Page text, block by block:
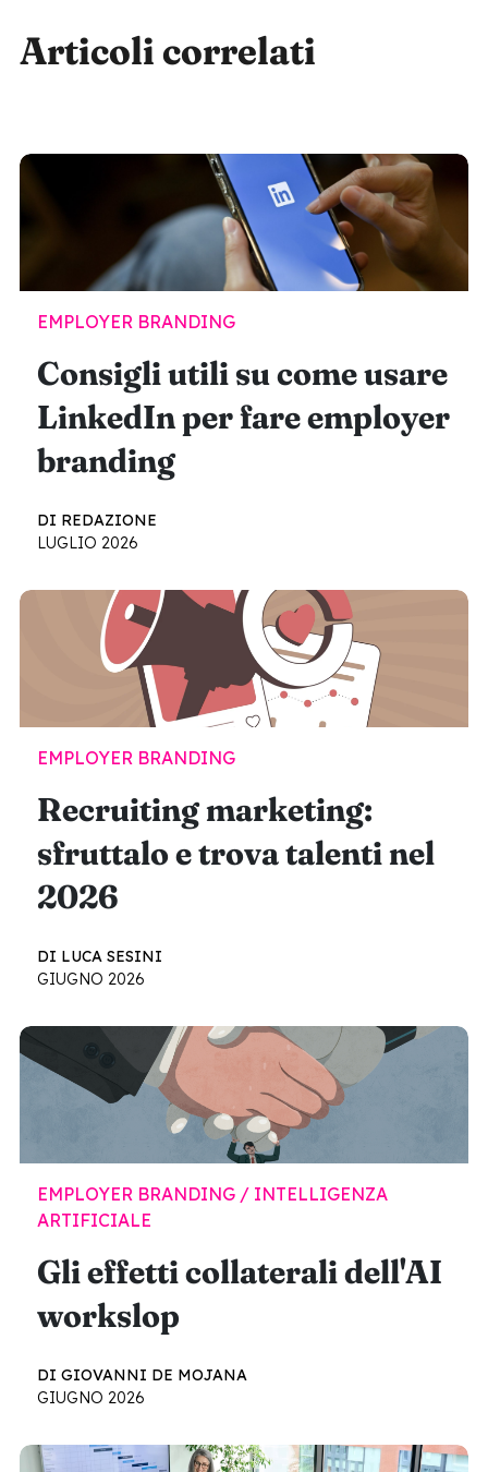
Articoli correlati
EMPLOYER BRANDING
Consigli utili su come usare
LinkedIn per fare employer
branding
DI REDAZIONE
LUGLIO 2026
EMPLOYER BRANDING
Recruiting marketing:
sfruttalo e trova talenti nel
2026
DI LUCA SESINI
GIUGNO 2026
EMPLOYER BRANDING / INTELLIGENZA
ARTIFICIALE
Gli effetti collaterali dell'AI
workslop
DI GIOVANNI DE MOJANA
GIUGNO 2026